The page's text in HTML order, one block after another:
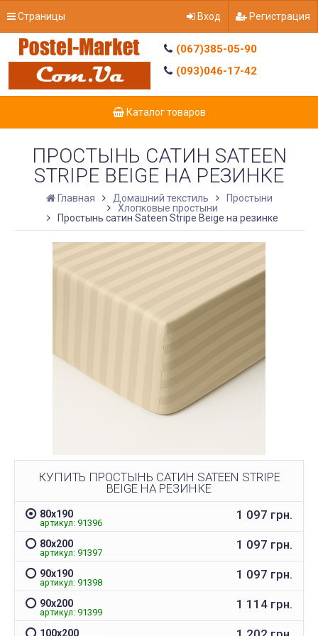
Страницы Вход Регистрация
(067)385-05-90
(093)046-17-42
Каталог товаров
ПРОСТЫНЬ САТИН SATEEN
STRIPE BEIGE НА РЕЗИНКЕ
Главная Домашний текстиль
Простыни
Хлопковые простыни
Простынь сатин Sateen Stripe Beige на резинке
КУПИТЬ ПРОСТЫНЬ САТИН SATEEN STRIPE
BEIGE НА РЕЗИНКЕ
80х190
артикул: 91396
1 097 грн.
80х200
артикул: 91397
1 097 грн.
90х190
артикул: 91398
1 097 грн.
90х200
артикул: 91399
1 114 грн.
100х200